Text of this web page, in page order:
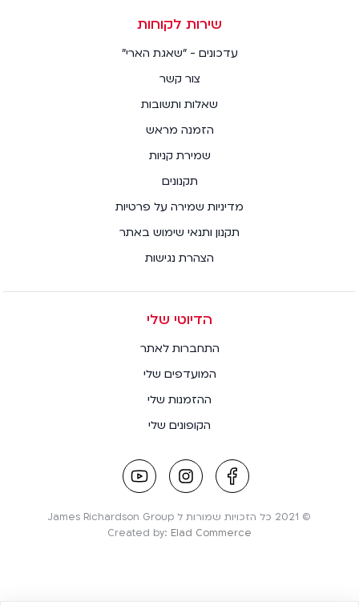
שירות לקוחות
עדכונים - "שאגת הארי"
צור קשר
שאלות ותשובות
הזמנה מראש
שמירת קניות
תקנונים
מדיניות שמירה על פרטיות
תקנון ותנאי שימוש באתר
הצהרת נגישות
הדיוטי שלי
התחברות לאתר
המועדפים שלי
ההזמנות שלי
הקופונים שלי
facebook
link
instagram
link
© 2021 כל הזכויות שמורות ל James Richardson Group
Created by: Elad Commerce